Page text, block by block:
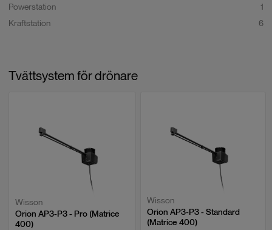
Powerstation
1
Kraftstation
6
Tvättsystem för drönare
Wisson
Orion AP3-P3 - Pro (Matrice
400)
Wisson
Orion AP3-P3 - Standard
(Matrice 400)